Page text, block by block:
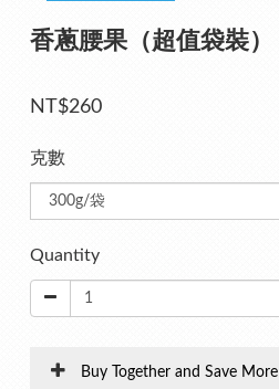
香蔥腰果（超值袋裝）
NT$260
克數
Quantity
Buy Together and Save More